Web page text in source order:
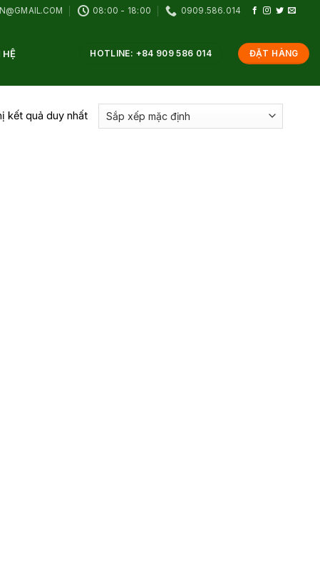
08:00 - 18:00 0909.586.014
HỆ HOTLINE: +84 909 586 014 ĐẶT HÀNG
kết quả duy nhất